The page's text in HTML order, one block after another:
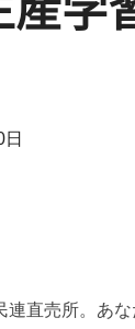
連直売所。あな